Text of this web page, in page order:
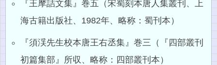
『王摩詰文集』巻五（宋蜀刻本唐人集叢刊、上
海古籍出版社、1982年、略称：蜀刊本）
『須渓先生校本唐王右丞集』巻三（『四部叢刊
初篇集部』所収、略称：四部叢刊本）